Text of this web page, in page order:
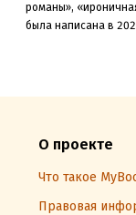
романы»,
была написана в
О проекте
Что такое
Правовая